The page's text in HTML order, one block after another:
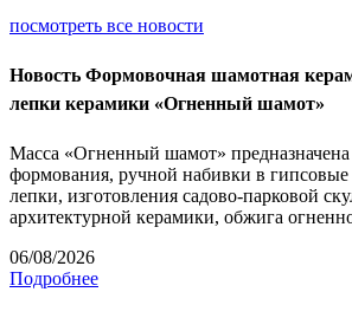
посмотреть все новости
Новость Формовочная шамотная
лепки керамики «Огненный шамот»
Масса «Огненный шамот» предназначена
формования, ручной набивки в
лепки, изготовления садово-парковой
архитектурной керамики, обжига
06/08/2026
Подробнее